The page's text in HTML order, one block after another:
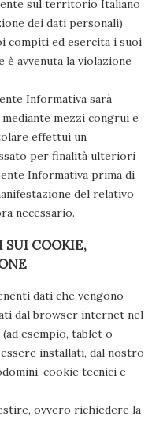
sul territorio Italiano
dei dati personali)
compiti ed esercita i suoi
avvenuta la violazione
Informativa sarà
mezzi congrui e
effettui un
per finalità ulteriori
Informativa prima di
del relativo
necessario.
SUI COOKIE,
dati che vengono
dal browser internet nel
esempio, tablet o
installati, dal nostro
cookie tecnici e
ovvero richiedere la